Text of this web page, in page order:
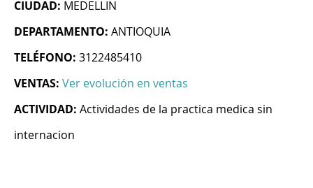
CIUDAD: MEDELLIN
DEPARTAMENTO: ANTIOQUIA
TELÉFONO: 3122485410
VENTAS: Ver evolución en ventas
ACTIVIDAD: Actividades de la practica medica sin
internacion